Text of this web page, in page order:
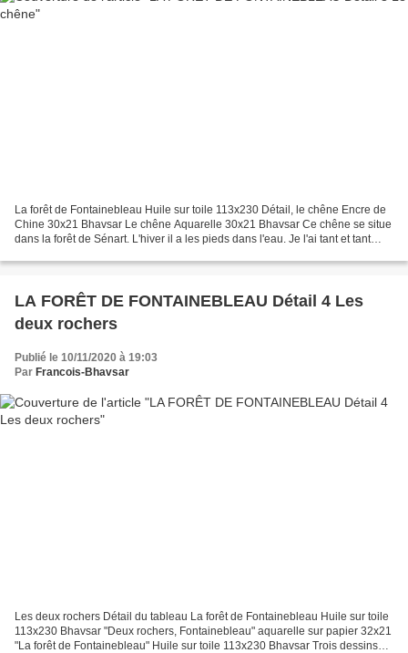
La forêt de Fontainebleau Huile sur toile 113x230 Détail, le chêne Encre de
Chine 30x21 Bhavsar Le chêne Aquarelle 30x21 Bhavsar Ce chêne se situe
dans la forêt de Sénart. L'hiver il a les pieds dans l'eau. Je l'ai tant et tant
LA FORÊT DE FONTAINEBLEAU Détail 4 Les
deux rochers
Publié le 10/11/2020 à 19:03
Par Francois-Bhavsar
Les deux rochers Détail du tableau La forêt de Fontainebleau Huile sur toile
113x230 Bhavsar "Deux rochers, Fontainebleau" aquarelle sur papier 32x21
"La forêt de Fontainebleau" Huile sur toile 113x230 Bhavsar Trois dessins